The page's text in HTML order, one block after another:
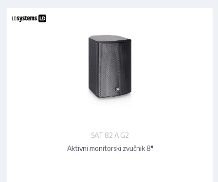
SAT 82 A G2
Aktivni monitorski zvučnik 8"